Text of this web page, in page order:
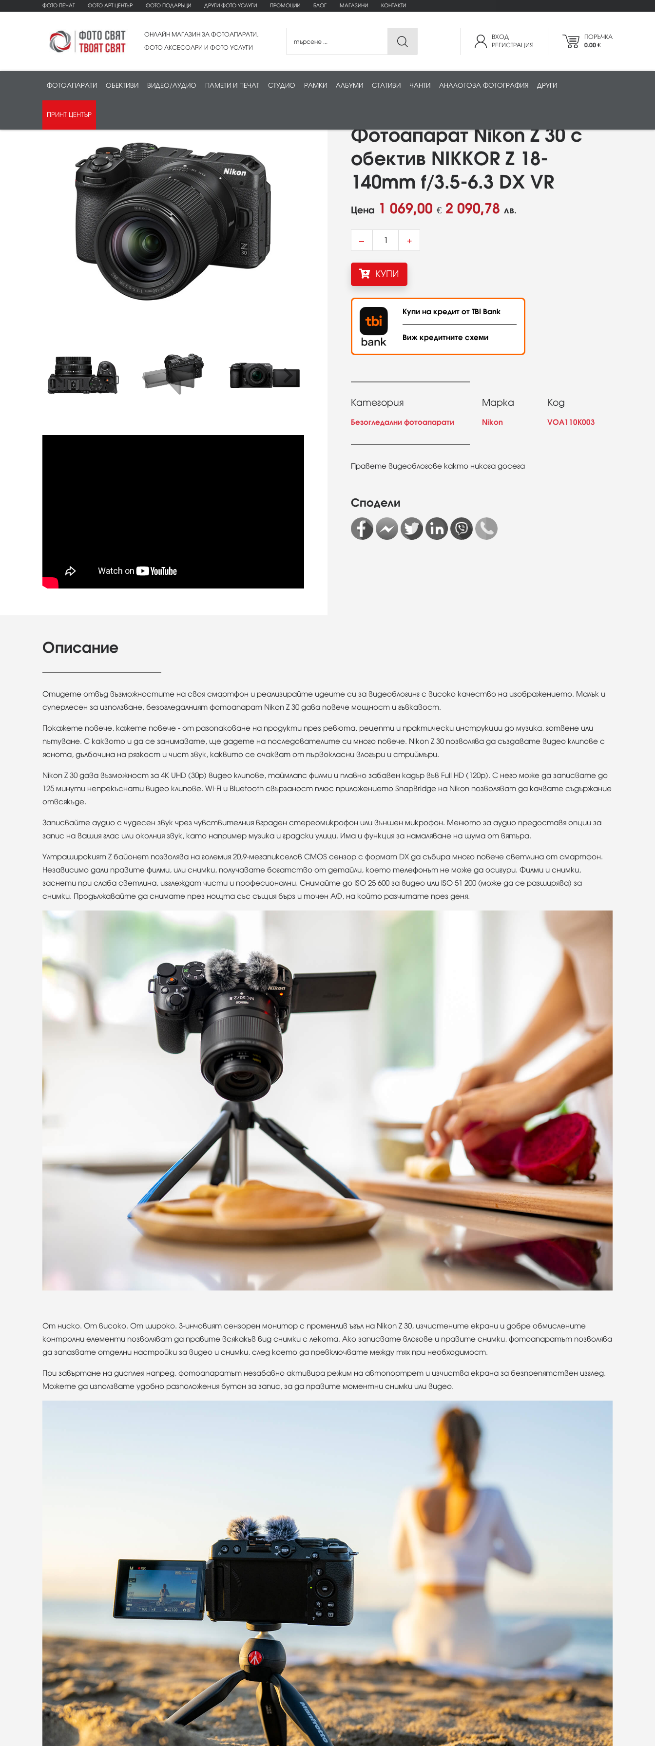
ФОТО ПЕЧАТ ФОТО АРТ ЦЕНТЪР ФОТО ПОДАРЪЦИ ДРУГИ ФОТО УСЛУГИ ПРОМОЦИИ БЛОГ МАГАЗИНИ КОНТАКТИ
ОНЛАЙН МАГАЗИН ЗА ФОТОАПАРАТИ,
ФОТО АКСЕСОАРИ И ФОТО УСЛУГИ
ВХОД
РЕГИСТРАЦИЯ
ПОРЪЧКА
0.00 €
ФОТОАПАРАТИ ОБЕКТИВИ ВИДЕО/АУДИО ПАМЕТИ И ПЕЧАТ СТУДИО РАМКИ АЛБУМИ СТАТИВИ ЧАНТИ АНАЛОГОВА ФОТОГРАФИЯ ДРУГИ
ПРИНТ ЦЕНТЪР
Фотоапарат Nikon Z 30 с
обектив NIKKOR Z 18-
140mm f/3.5-6.3 DX VR
Цена 1 069,00 € 2 090,78 лв.
– +
КУПИ
Купи на кредит от TBI Bank
Виж кредитните схеми
Категория
Безогледални фотоапарати
Марка
Nikon
Код
VOA110K003
Правете видеоблогове както никога досега
Сподели
Описание
Отидете отвъд възможностите на своя смартфон и реализирайте идеите си за видеоблогинг с високо качество на изображението. Малък и
суперлесен за използване, безогледалният фотоапарат Nikon Z 30 дава повече мощност и гъвкавост.
Покажете повече, кажете повече - от разопаковане на продукти през ревюта, рецепти и практически инструкции до музика, готвене или
пътуване. С каквото и да се занимавате, ще дадете на последователите си много повече. Nikon Z 30 позволява да създавате видео клипове с
яснота, дълбочина на рязкост и чист звук, каквито се очакват от първокласни влогъри и стриймъри.
Nikon Z 30 дава възможност за 4K UHD (30p) видео клипове, таймлапс филми и плавно забавен кадър във Full HD (120p). С него може да записвате до
125 минути непрекъснати видео клипове. Wi-Fi и Bluetooth свързаност плюс приложението SnapBridge на Nikon позволяват да качвате съдържание
отвсякъде.
Записвайте аудио с чудесен звук чрез чувствителния вграден стереомикрофон или външен микрофон. Менюто за аудио предоставя опции за
запис на вашия глас или околния звук, като например музика и градски улици. Има и функция за намаляване на шума от вятъра.
Ултраширокият Z байонет позволява на големия 20,9-мегапикселов CMOS сензор с формат DX да събира много повече светлина от смартфон.
Независимо дали правите филми, или снимки, получавате богатство от детайли, което телефонът не може да осигури. Филми и снимки,
заснети при слаба светлина, изглеждат чисти и професионални. Снимайте до ISO 25 600 за видео или ISO 51 200 (може да се разширява) за
снимки. Продължавайте да снимате през нощта със същия бърз и точен АФ, на който разчитате през деня.
От ниско. От високо. От широко. 3-инчовият сензорен монитор с променлив ъгъл на Nikon Z 30, изчистените екрани и добре обмислените
контролни елементи позволяват да правите всякакъв вид снимки с лекота. Ако записвате влогове и правите снимки, фотоапаратът позволява
да запазвате отделни настройки за видео и снимки, след което да превключвате между тях при необходимост.
При завъртане на дисплея напред, фотоапаратът незабавно активира режим на автопортрет и изчиства екрана за безпрепятствен изглед.
Можете да използвате удобно разположения бутон за запис, за да правите моментни снимки или видео.